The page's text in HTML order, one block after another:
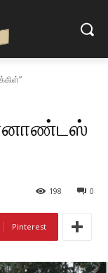
0
198
Pinterest